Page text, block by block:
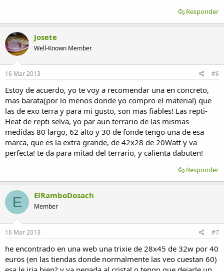
Responder
Josete
Well-Known Member
16 Mar 2013 #6
Estoy de acuerdo, yo te voy a recomendar una en concreto,
mas barata(por lo menos donde yo compro el material) que
las de exo terra y para mi gusto, son mas fiables! Las repti-
Heat de repti selva, yo par aun terrario de las mismas
medidas 80 largo, 62 alto y 30 de fonde tengo una de esa
marca, que es la extra grande, de 42x28 de 20Watt y va
perfecta! te da para mitad del terrario, y calienta dabuten!
Responder
E ElRamboDosach
Member
16 Mar 2013 #7
he encontrado en una web una trixie de 28x45 de 32w por 40
euros (en las tiendas donde normalmente las veo cuestan 60)